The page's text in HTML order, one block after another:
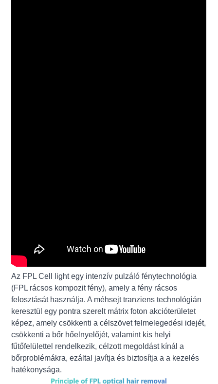
Az FPL Cell light egy intenzív pulzáló fénytechnológia
(FPL rácsos kompozit fény), amely a fény rácsos
felosztását használja. A méhsejt tranziens technológián
keresztül egy pontra szerelt mátrix foton akcióterületet
képez, amely csökkenti a célszövet felmelegedési idejét,
csökkenti a bőr hőelnyelőjét, valamint kis helyi
fűtőfelülettel rendelkezik, célzott megoldást kínál a
bőrproblémákra, ezáltal javítja és biztosítja a a kezelés
hatékonysága.